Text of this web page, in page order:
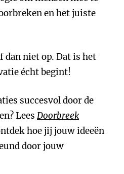
en het juiste
dan niet op. Dat is het
écht begint!
succesvol door de
Lees Doorbreek
hoe jij jouw ideeën
door jouw